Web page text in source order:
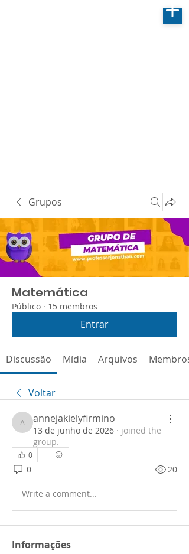
Grupos
Matemática
Público · 15 membros
Entrar
Discussão Mídia Arquivos Membros
Voltar
annejakielyfirmino
annejakielyfirmino
13 de junho de 2026 · joined the
group.
0
0 20
Write a comment...
Informações